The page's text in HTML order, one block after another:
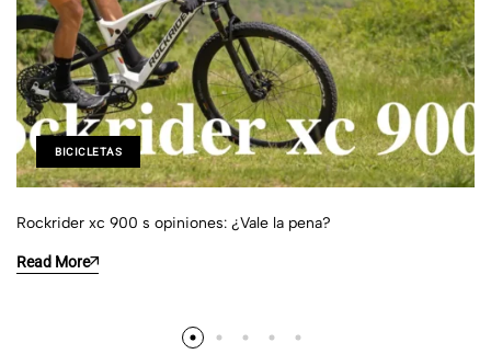
BICICLETAS
Rockrider xc 900 s opiniones: ¿Vale la pena?
Read More